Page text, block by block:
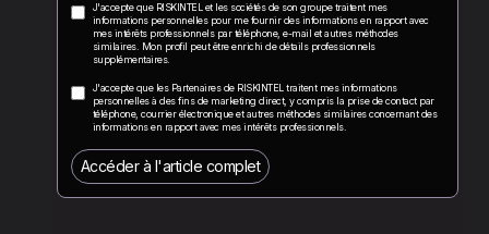
J'accepte que RISKINTEL et les sociétés de son groupe traitent mes
informations personnelles pour me fournir des informations en rapport avec
mes intérêts professionnels par téléphone, e-mail et autres méthodes
similaires. Mon profil peut être enrichi de détails professionnels
supplémentaires.
J'accepte que les Partenaires de RISKINTEL traitent mes informations
personnelles à des fins de marketing direct, y compris la prise de contact par
téléphone, courrier électronique et autres méthodes similaires concernant des
informations en rapport avec mes intérêts professionnels.